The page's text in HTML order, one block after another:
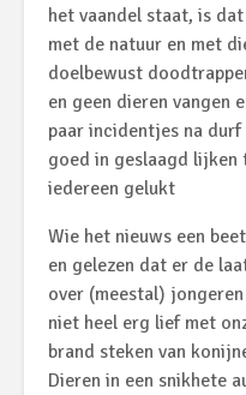
het vaandel staat, is
met de natuur en met
doelbewust
en geen dieren vangen
paar incidentjes na
goed in geslaagd lijken
iedereen gelukt
Wie het nieuws een
en gelezen dat er de
over (meestal)
niet heel erg lief met
brand steken van
Dieren in een snikhete